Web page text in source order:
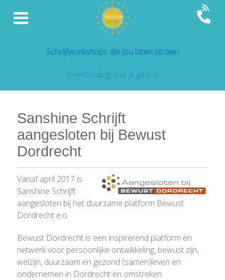
Schrijfworkshops die jou laten stralen
In verbinding met je gevoel
Sanshine Schrijft
aangesloten bij Bewust
Dordrecht
Vanaf april 2017 is
Sanshine Schrijft
aangesloten bij het duurzame platform Bewust
Dordrecht e.o.
Bewust Dordrecht is een inspirerend platform en
netwerk voor persoonlijke ontwikkeling, bewust zijn,
welzijn, duurzaam en gezond (samen)leven en
ondernemen in Dordrecht en omstreken.